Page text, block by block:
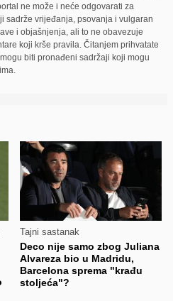
ne može i neće odgovarati za
sadrže vrijeđanja, psovanja i vulgaran
i objašnjenja, ali to ne obavezuje
koji krše pravila. Čitanjem prihvatate
biti pronađeni sadržaji koji mogu
Tajni sastanak
Deco nije samo zbog Juliana
Alvareza bio u Madridu,
Barcelona sprema "krađu
stoljeća"?